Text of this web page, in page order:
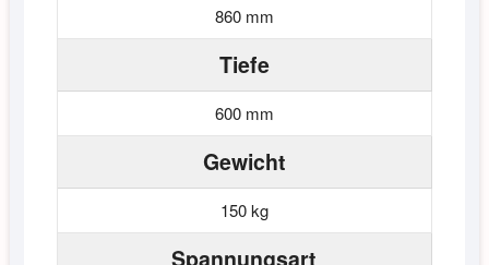
860 mm
Tiefe
600 mm
Gewicht
150 kg
Spannungsart